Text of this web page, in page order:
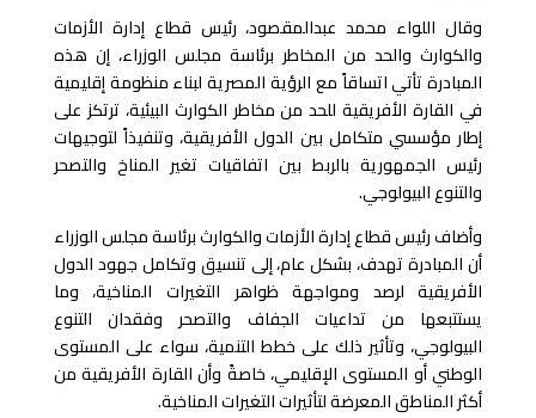
وقال اللواء محمد عبدالمقصود، رئيس قطاع إدارة الأزمات
والكوارث والحد من المخاطر برئاسة مجلس الوزراء، إن هذه
المبادرة تأتي اتساقاً مع الرؤية المصرية لبناء منظومة إقليمية
في القارة الأفريقية للحد من مخاطر الكوارث البيئية، ترتكز على
إطار مؤسسي متكامل بين الدول الأفريقية، وتنفيذاً لتوجيهات
رئيس الجمهورية بالربط بين اتفاقيات تغير المناخ والتصحر
والتنوع البيولوجي.
وأضاف رئيس قطاع إدارة الأزمات والكوارث برئاسة مجلس الوزراء
أن المبادرة تهدف، بشكل عام، إلى تنسيق وتكامل جهود الدول
الأفريقية لرصد ومواجهة ظواهر التغيرات المناخية، وما
يستتبعها من تداعيات الجفاف والتصحر وفقدان التنوع
البيولوجي، وتأثير ذلك على خطط التنمية، سواء على المستوى
الوطني أو المستوى الإقليمي، خاصةً وأن القارة الأفريقية من
أكثر المناطق المعرضة لتأثيرات التغيرات المناخية.